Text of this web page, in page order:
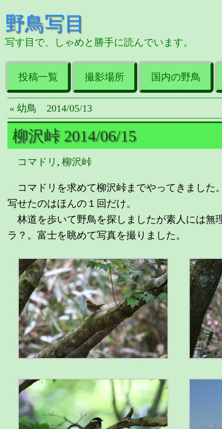
野鳥写目
写す目で、しゃめと勝手に読んでいます。
投稿一覧 撮影場所 国内の野鳥
« 幼鳥 2014/05/13
柳沢峠 2014/06/15
コマドリ , 柳沢峠
コマドリを求めて柳沢峠までやってきました
写せたのはほんの１回だけ。
林道を歩いて野鳥を探しましたが素人には無
ラ？。富士を眺めて写真を撮りました。